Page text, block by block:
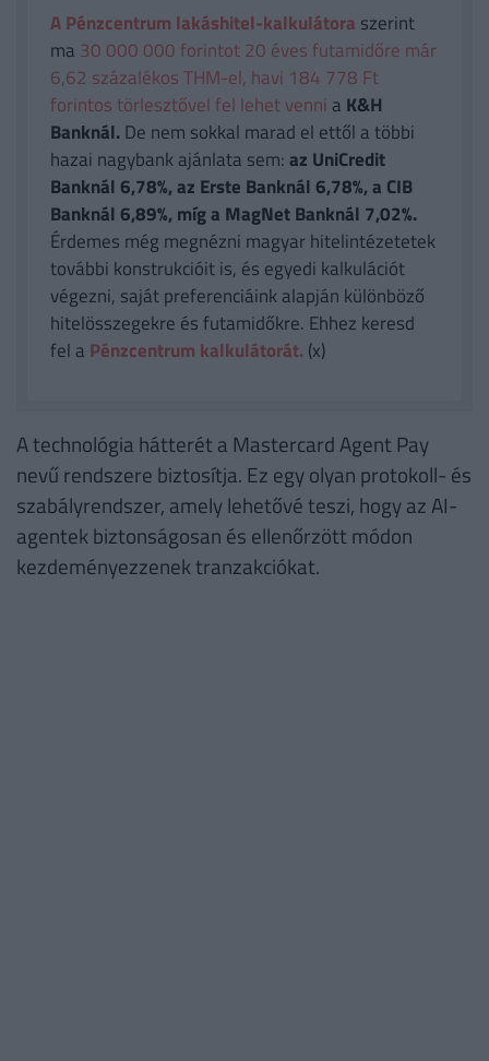
A Pénzcentrum lakáshitel-kalkulátora szerint
ma 30 000 000 forintot 20 éves futamidőre már
6,62 százalékos THM-el, havi 184 778 Ft
forintos törlesztővel fel lehet venni a K&H
Banknál.De nem sokkal marad el ettől a többi
hazai nagybank ajánlata sem:az UniCredit
Banknál 6,78%, az Erste Banknál 6,78%, a CIB
Banknál 6,89%, míg a MagNet Banknál 7,02%.
Érdemes még megnézni magyar hitelintézetetek
további konstrukcióit is, és egyedi kalkulációt
végezni, saját preferenciáink alapján különböző
hitelösszegekre és futamidőkre. Ehhez keresd
fel a Pénzcentrum kalkulátorát. (x)
A technológia hátterét a Mastercard Agent Pay
nevű rendszere biztosítja. Ez egy olyan protokoll- és
szabályrendszer, amely lehetővé teszi, hogy az AI-
agentek biztonságosan és ellenőrzött módon
kezdeményezzenek tranzakciókat.